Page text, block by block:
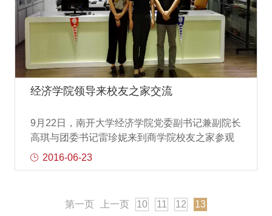
跃书记（83级哲学系本科）代表学院对“师
兄”、“师姐”返校表示欢迎，介绍学院的整体情
况、发展规划及学院校友工作情况，同时分享当
年求学经历，欢迎校友们常回学院交流，凝聚力
量促进学院更好的发展。活动中，校友们来到商
学院校友之家，领取返校纪念品和纪念册，并纷
纷在校友留言墙上签字、合影留念。
经济学院领导来校友之家交流
9月22日，南开大学经济学院党委副书记兼副院长
高琪与团委书记雷珍妮来到商学院校友之家参观
交流，商学院校友事务中心主任陈序桄接待并对
展情况；校友事务中心的使命、愿景、定位、职
能；校友之家建设的设计理念和五大功能区域；
2016-06-23
第一页 上一页 10 11 12 13